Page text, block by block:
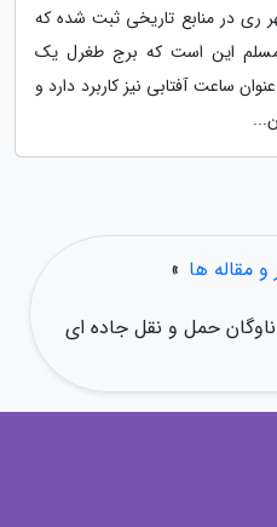
ری در منابع تاریخی ثبت شده که
مسلم این است که برج طغرل یک
ساعت آفتابی نیز کاربرد دارد و
و مقاله ها »
بیش از 15 هزار ناوگان حمل و نقل جاده ای